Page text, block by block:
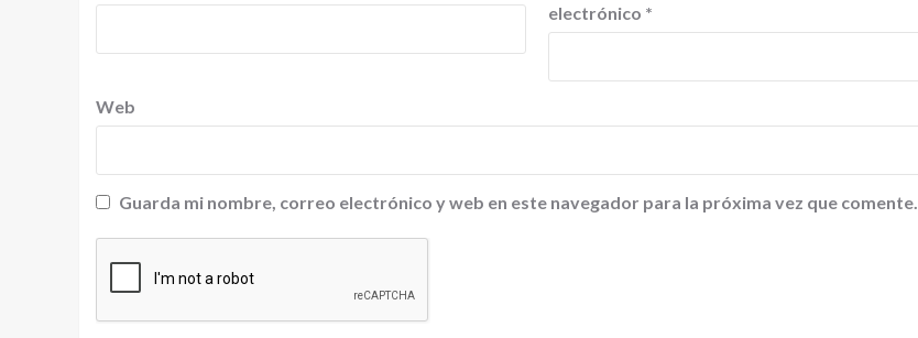
electrónico *
Web
Guarda mi nombre, correo electrónico y web en este navegador para la próxima vez que comente.